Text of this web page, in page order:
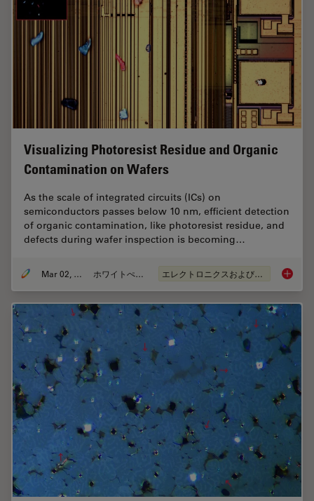
Visualizing Photoresist Residue and Organic
Contamination on Wafers
As the scale of integrated circuits (ICs) on
semiconductors passes below 10 nm, efficient detection
of organic contamination, like photoresist residue, and
defects during wafer inspection is becoming…
Mar 02, 2026 ホワイトぺーパー エレクトロニクスおよび半導体産業